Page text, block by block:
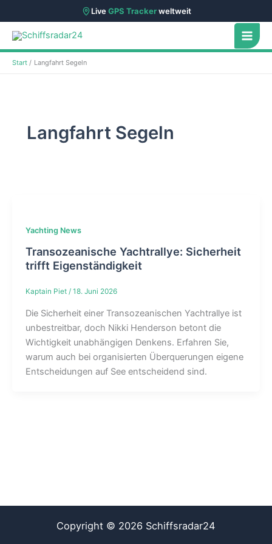
LiveGPS Trackerweltweit
Zum
Inhalt
springen
Start Langfahrt Segeln
Langfahrt Segeln
Yachting News
Transozeanische Yachtrallye: Sicherheit
trifft Eigenständigkeit
Kaptain Piet / 18. Juni 2026
Die Sicherheit einer Transozeanischen Yachtrallye ist
unbestreitbar, doch Nikki Henderson betont die
Wichtigkeit unabhängigen Denkens. Erfahren Sie,
warum auch bei organisierten Überquerungen eigene
Entscheidungen auf See entscheidend sind.
Copyright © 2026 Schiffsradar24